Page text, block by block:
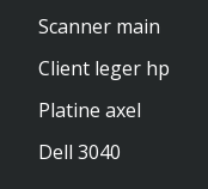
Scanner main
Client leger hp
Platine axel
Dell 3040